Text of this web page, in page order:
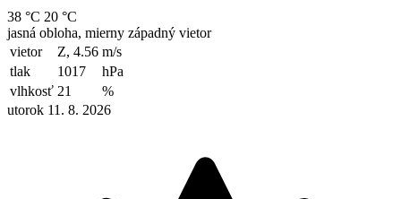
38 °C 20 °C
jasná obloha, mierny západný vietor
vietor
Z, 4.56 m/s
tlak
1017
hPa
vlhkosť 21
%
utorok 11. 8. 2026